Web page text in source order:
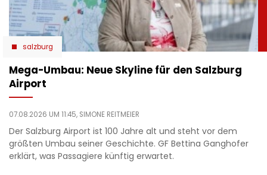
salzburg
Mega-Umbau: Neue Skyline für den Salzburg
Airport
07.08.2026 UM 11:45, SIMONE REITMEIER
Der Salzburg Airport ist 100 Jahre alt und steht vor dem
größten Umbau seiner Geschichte. GF Bettina Ganghofer
erklärt, was Passagiere künftig erwartet.